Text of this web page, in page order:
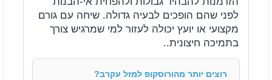
לפני שהם הופכים לבעיה גדולה. שיחה עם גורם
מקצועי או יועץ יכולה לעזור למי שמרגיש צורך
בתמיכה חיצונית..
רוצים יותר מהורוסקופ למזל עקרב?